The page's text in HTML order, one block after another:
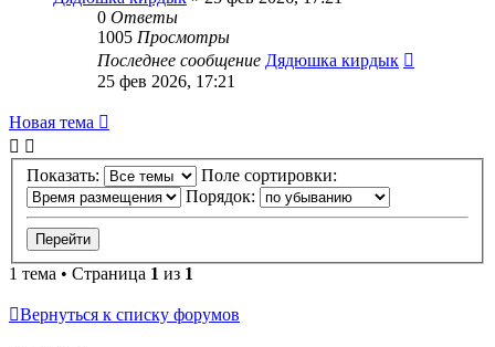
0 Ответы
1005 Просмотры
Последнее сообщение Дядюшка кирдык
25 фев 2026, 17:21
Новая
тема
Новая тема
Показать:
Поле сортировки:
Порядок:
1 тема • Страница 1 из 1
Вернуться к списку форумов